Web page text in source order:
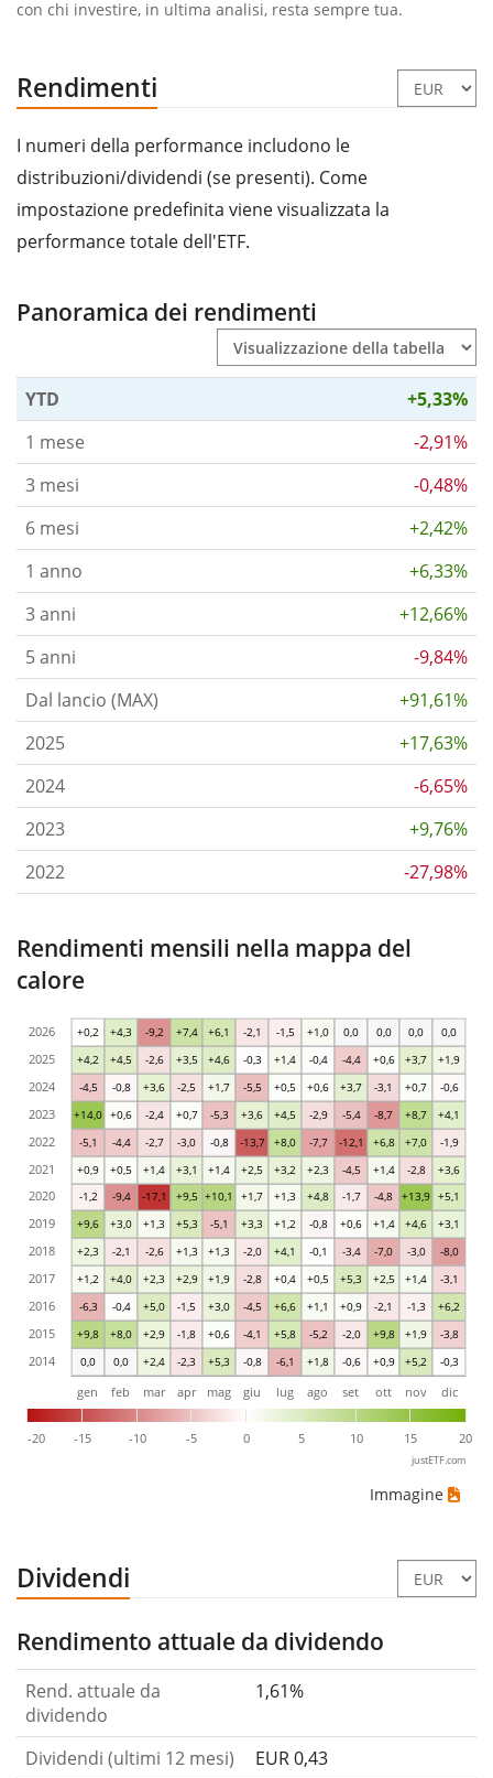
con chi investire, in ultima analisi, resta sempre tua.
Rendimenti
I numeri della performance includono le
distribuzioni/dividendi (se presenti). Come
impostazione predefinita viene visualizzata la
performance totale dell'ETF.
Panoramica dei rendimenti
YTD
+5,33%
1 mese
-2,91%
3 mesi
-0,48%
6 mesi
+2,42%
1 anno
+6,33%
3 anni
+12,66%
5 anni
-9,84%
Dal lancio (MAX)
+91,61%
2025
+17,63%
2024
-6,65%
2023
+9,76%
2022
-27,98%
Rendimenti mensili nella mappa del
calore
0,0 0,0 +2,4 -2,3 +5,3 -0,8 -6,1 +1,8 -0,6 +0,9 +5,2 -0,3
+9,8 +8,0 +2,9 -1,8 +0,6 -4,1 +5,8 -5,2 -2,0 +9,8 +1,9 -3,8
-6,3 -0,4 +5,0 -1,5 +3,0 -4,5 +6,6 +1,1 +0,9 -2,1 -1,3 +6,2
+1,2 +4,0 +2,3 +2,9 +1,9 -2,8 +0,4 +0,5 +5,3 +2,5 +1,4 -3,1
+2,3 -2,1 -2,6 +1,3 +1,3 -2,0 +4,1 -0,1 -3,4 -7,0 -3,0 -8,0
+9,6 +3,0 +1,3 +5,3 -5,1 +3,3 +1,2 -0,8 +0,6 +1,4 +4,6 +3,1
-1,2 -9,4 -17,1 +9,5 +10,1 +1,7 +1,3 +4,8 -1,7 -4,8 +13,9 +5,1
+0,9 +0,5 +1,4 +3,1 +1,4 +2,5 +3,2 +2,3 -4,5 +1,4 -2,8 +3,6
-5,1 -4,4 -2,7 -3,0 -0,8 -13,7 +8,0 -7,7 -12,1 +6,8 +7,0 -1,9
+14,0 +0,6 -2,4 +0,7 -5,3 +3,6 +4,5 -2,9 -5,4 -8,7 +8,7 +4,1
-4,5 -0,8 +3,6 -2,5 +1,7 -5,5 +0,5 +0,6 +3,7 -3,1 +0,7 -0,6
+4,2 +4,5 -2,6 +3,5 +4,6 -0,3 +1,4 -0,4 -4,4 +0,6 +3,7 +1,9
+0,2 +4,3 -9,2 +7,4 +6,1 -2,1 -1,5 +1,0 0,0 0,0 0,0 0,0
-20 -15 -10 -5 0 5 10 15 20
gen feb mar apr mag giu lug ago set ott nov dic
2014
2015
2016
2017
2018
2019
2020
2021
2022
2023
2024
2025
2026
justETF.com
Immagine
Dividendi
Rendimento attuale da dividendo
Rend. attuale da
dividendo
1,61%
Dividendi (ultimi 12 mesi) EUR 0,43